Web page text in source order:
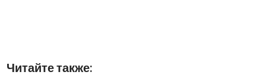
Читайте также: